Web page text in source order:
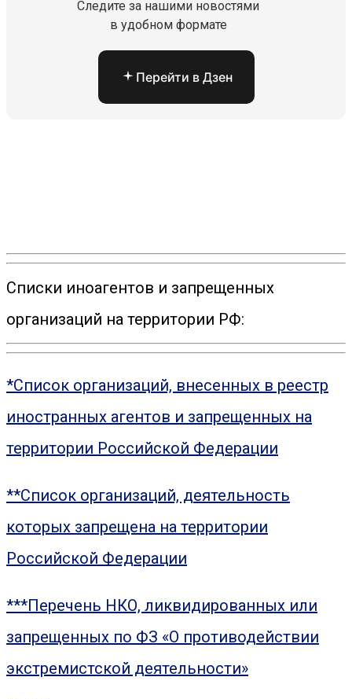
Следите за нашими новостями
в удобном формате
Перейти в Дзен
Списки иноагентов и запрещенных
организаций на территории РФ:
*Список организаций, внесенных в реестр
иностранных агентов и запрещенных на
территории Российской Федерации
**Список организаций, деятельность
которых запрещена на территории
Российской Федерации
***Перечень НКО, ликвидированных или
запрещенных по ФЗ «О противодействии
экстремистской деятельности»